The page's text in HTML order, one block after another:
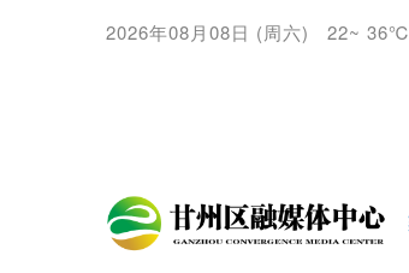
2026年08月08日 (周六) 22~ 36℃